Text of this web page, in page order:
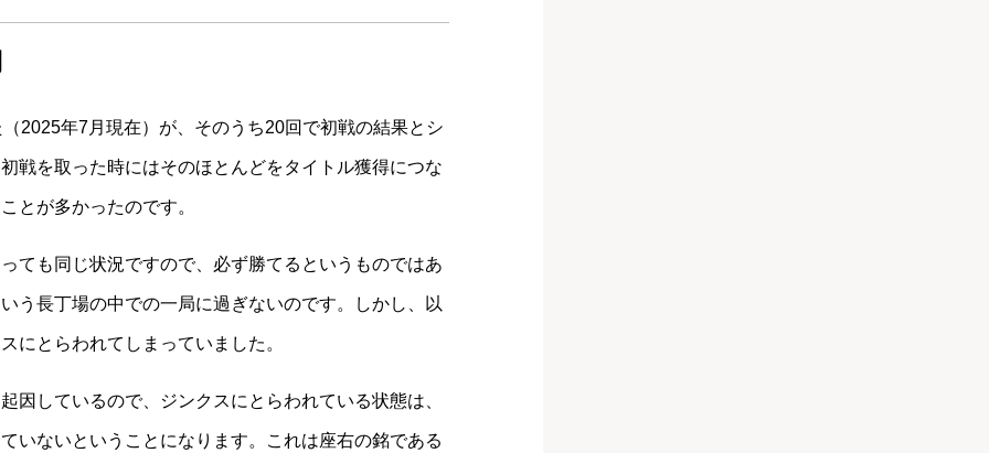
2025年7月現在）が、そのうち20回で初戦の結果とシ
戦を取った時にはそのほとんどをタイトル獲得につな
とが多かったのです。
ても同じ状況ですので、必ず勝てるというものではあ
う長丁場の中での一局に過ぎないのです。しかし、以
にとらわれてしまっていました。
因しているので、ジンクスにとらわれている状態は、
いないということになります。これは座右の銘である